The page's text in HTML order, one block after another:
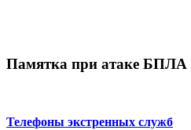
Памятка при атаке БПЛА
Телефоны экстренных служб